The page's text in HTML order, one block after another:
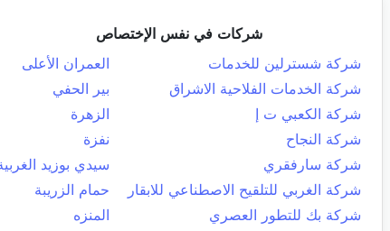
شركات في نفس الإختصاص
شركة شسترلين للخدمات
العمران الأعلى
شركة الخدمات الفلاحية الاشراق
بير الحفي
شركة الكعبي ت إ
الزهرة
شركة النجاح
نفزة
شركة سارفقري
سيدي بوزيد
شركة الغربي للتلقيح الاصطناعي للابقار
حمام الزريبة
شركة بك للتطور العصري
المنزه